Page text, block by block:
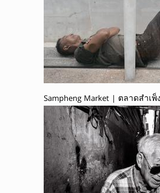
Sampheng Market | ตลาดสำเพ็ง